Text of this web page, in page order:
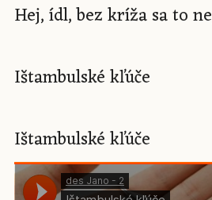
Hej, ídl, bez kríža sa to
Ištambulské kľúče
Ištambulské kľúče